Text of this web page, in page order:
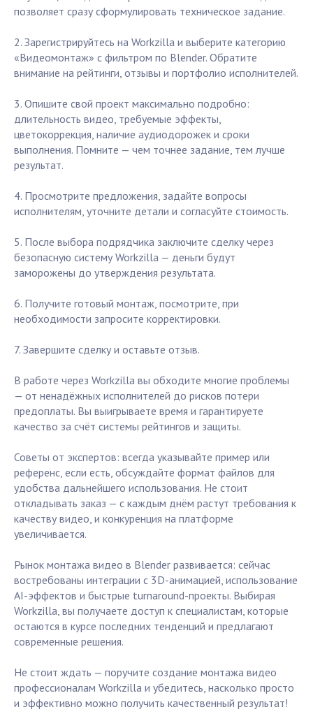
позволяет сразу сформулировать техническое задание.
2. Зарегистрируйтесь на Workzilla и выберите категорию
«Видеомонтаж» с фильтром по Blender. Обратите
внимание на рейтинги, отзывы и портфолио исполнителей.
3. Опишите свой проект максимально подробно:
длительность видео, требуемые эффекты,
цветокоррекция, наличие аудиодорожек и сроки
выполнения. Помните — чем точнее задание, тем лучше
результат.
4. Просмотрите предложения, задайте вопросы
исполнителям, уточните детали и согласуйте стоимость.
5. После выбора подрядчика заключите сделку через
безопасную систему Workzilla — деньги будут
заморожены до утверждения результата.
6. Получите готовый монтаж, посмотрите, при
необходимости запросите корректировки.
7. Завершите сделку и оставьте отзыв.
В работе через Workzilla вы обходите многие проблемы
— от ненадёжных исполнителей до рисков потери
предоплаты. Вы выигрываете время и гарантируете
качество за счёт системы рейтингов и защиты.
Советы от экспертов: всегда указывайте пример или
референс, если есть, обсуждайте формат файлов для
удобства дальнейшего использования. Не стоит
откладывать заказ — с каждым днём растут требования к
качеству видео, и конкуренция на платформе
увеличивается.
Рынок монтажа видео в Blender развивается: сейчас
востребованы интеграции с 3D-анимацией, использование
AI-эффектов и быстрые turnaround-проекты. Выбирая
Workzilla, вы получаете доступ к специалистам, которые
остаются в курсе последних тенденций и предлагают
современные решения.
Не стоит ждать — поручите создание монтажа видео
профессионалам Workzilla и убедитесь, насколько просто
и эффективно можно получить качественный результат!